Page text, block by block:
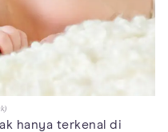
hanya terkenal di